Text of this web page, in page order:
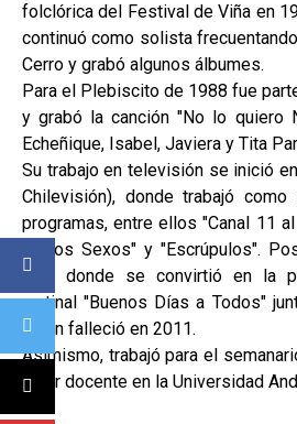
folclórica del Festival de Viña en
continuó como solista
Cerro y grabó algunos álbumes.
Para el Plebiscito de 1988 fue
y grabó la canción "No lo quiero
Echeñique, Isabel, Javiera y Tita
Su trabajo en televisión se inició
Chilevisión), donde trabajó
programas, entre ellos "Canal 11
de los Sexos" y "Escrúpulos".
TVN donde se convirtió en la
matinal "Buenos Días a Todos"
quien falleció en 2011.
Asimismo, trabajó para el
labor docente en la Universidad